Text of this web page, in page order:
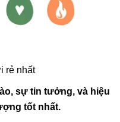
rẻ nhất
sự tin tưởng, và hiệu
tốt nhất.